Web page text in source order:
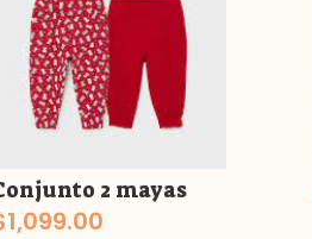
2 mayas
1,099.00